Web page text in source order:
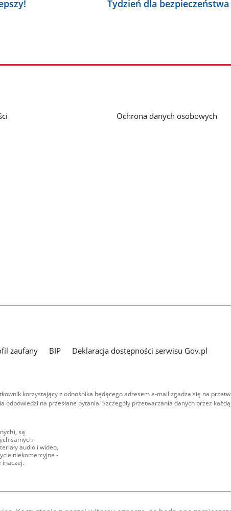
Tydzień dla bezpieczeństwa
Ochrona danych osobowych
zaufany BIP
Deklaracja dostępności serwisu Gov.pl
korzystający z odnośnika będącego adresem e-mail zgadza się na
na przesłane pytania. Szczegóły przetwarzania danych przez
są
samych
audio i wideo,
niekomercyjne -
inaczej.